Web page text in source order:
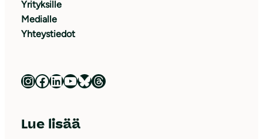
Yrityksille
Medialle
Yhteystiedot
Luonnonsuojeluliitto Instagramissa Luonnonsuojeluliitto Facebookissa Luonnonsuojeluliitto LinkedInissä Luonnonsuojeluliiton YouTube-kanava Luonnonsuojeluliitto Blueskyssa Luonnonsuojeluliitto Threadsissa
Lue lisää